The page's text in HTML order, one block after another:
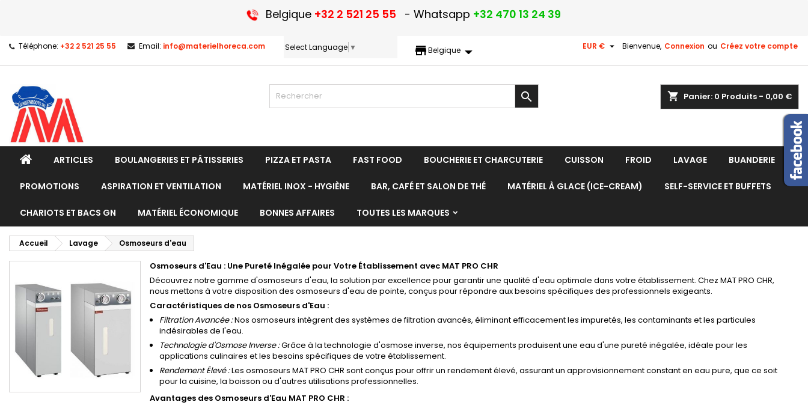
Belgique +32 2 521 25 55 - Whatsapp +32 470 13 24 39
Téléphone: +32 2 521 25 55 Email: info@materielhoreca.com Select Language ▼ storefront
Belgique Bienvenue, Connexion ou Créez votre compte
EUR € 
shopping_cart Panier: 0 Produits - 0,00 €

ARTICLES BOULANGERIES ET PÂTISSERIES PIZZA ET PASTA FAST FOOD BOUCHERIE ET CHARCUTERIE CUISSON FROID LAVAGE BUANDERIE
PROMOTIONS ASPIRATION ET VENTILATION MATÉRIEL INOX - HYGIÈNE BAR, CAFÉ ET SALON DE THÉ MATÉRIEL À GLACE (ICE-CREAM) SELF-SERVICE ET BUFFETS
CHARIOTS ET BACS GN MATÉRIEL ÉCONOMIQUE BONNES AFFAIRES TOUTES LES MARQUES
Accueil Lavage Osmoseurs d'eau
Osmoseurs d'Eau : Une Pureté Inégalée pour Votre Établissement avec MAT PRO CHR
Découvrez notre gamme d'osmoseurs d'eau, la solution par excellence pour garantir une qualité d'eau optimale dans votre établissement. Chez MAT PRO CHR,
nous mettons à votre disposition des osmoseurs d'eau de pointe, conçus pour répondre aux besoins spécifiques des professionnels exigeants.
Caractéristiques de nos Osmoseurs d'Eau :
Filtration Avancée :Nos osmoseurs intègrent des systèmes de filtration avancés, éliminant efficacement les impuretés, les contaminants et les particules
indésirables de l'eau.
Technologie d'Osmose Inverse :Grâce à la technologie d'osmose inverse, nos équipements produisent une eau d'une pureté inégalée, idéale pour les
applications culinaires et les besoins spécifiques de votre établissement.
Rendement Élevé :Les osmoseurs MAT PRO CHR sont conçus pour offrir un rendement élevé, assurant un approvisionnement constant en eau pure, que ce soit
pour la cuisine, la boisson ou d'autres utilisations professionnelles.
Avantages des Osmoseurs d'Eau MAT PRO CHR :